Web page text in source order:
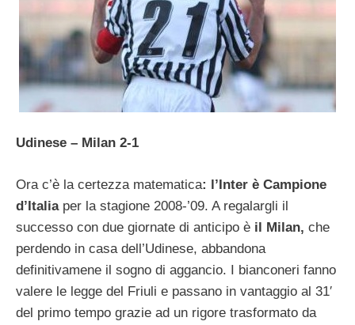
Udinese – Milan 2-1
Ora c’è la certezza matematica: l’Inter è Campione
d’Italiaper la stagione 2008-’09. A regalargli il
successo con due giornate di anticipo è il Milan, che
perdendo in casa dell’Udinese, abbandona
definitivamene il sogno di aggancio. I bianconeri fanno
valere le legge del Friuli e passano in vantaggio al 31′
del primo tempo grazie ad un rigore trasformato da